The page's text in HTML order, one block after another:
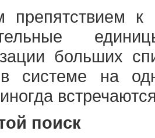
препятствием
больших
системе на
поиск